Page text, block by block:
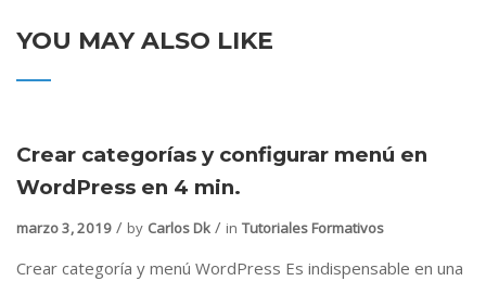
YOU MAY ALSO LIKE
Crear categorías y configurar menú en
WordPress en 4 min.
marzo 3, 2019 by Carlos Dk in Tutoriales Formativos
Crear categoría y menú WordPress Es indispensable en una